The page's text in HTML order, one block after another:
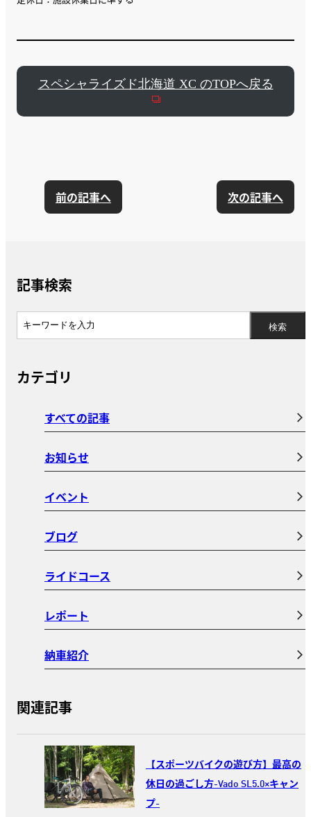
スペシャライズド北海道 XC のTOPへ戻る
前の記事へ 次の記事へ
記事検索
カテゴリ
すべての記事
お知らせ
イベント
ブログ
ライドコース
レポート
納車紹介
関連記事
【スポーツバイクの遊び方】最高の
休日の過ごし方-Vado SL5.0×キャン
プ-